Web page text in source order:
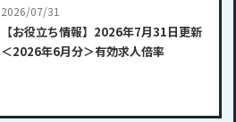
2026/07/31
【お役立ち情報】2026年7月31日更新
＜2026年6月分＞有効求人倍率